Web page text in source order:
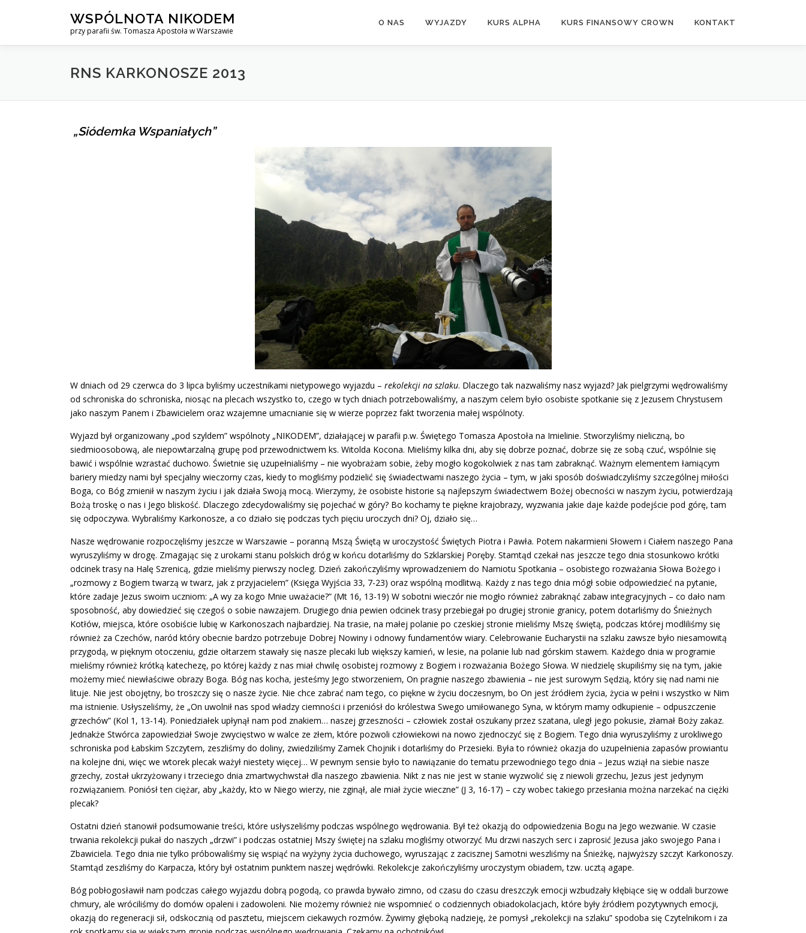
WSPÓLNOTA NIKODEM
przy parafii św. Tomasza Apostoła w Warszawie
O NAS WYJAZDY KURS ALPHA KURS FINANSOWY CROWN KONTAKT
RNS KARKONOSZE 2013
„Siódemka Wspaniałych”
W dniach od 29 czerwca do 3 lipca byliśmy uczestnikami nietypowego wyjazdu – rekolekcji na szlaku. Dlaczego tak nazwaliśmy nasz wyjazd? Jak pielgrzymi wędrowaliśmy
od schroniska do schroniska, niosąc na plecach wszystko to, czego w tych dniach potrzebowaliśmy, a naszym celem było osobiste spotkanie się z Jezusem Chrystusem
jako naszym Panem i Zbawicielem oraz wzajemne umacnianie się w wierze poprzez fakt tworzenia małej wspólnoty.
Wyjazd był organizowany „pod szyldem” wspólnoty „NIKODEM”, działającej w parafii p.w. Świętego Tomasza Apostoła na Imielinie. Stworzyliśmy nieliczną, bo
siedmioosobową, ale niepowtarzalną grupę pod przewodnictwem ks. Witolda Kocona. Mieliśmy kilka dni, aby się dobrze poznać, dobrze się ze sobą czuć, wspólnie się
bawić i wspólnie wzrastać duchowo. Świetnie się uzupełnialiśmy – nie wyobrażam sobie, żeby mogło kogokolwiek z nas tam zabraknąć. Ważnym elementem łamiącym
bariery miedzy nami był specjalny wieczorny czas, kiedy to mogliśmy podzielić się świadectwami naszego życia – tym, w jaki sposób doświadczyliśmy szczególnej miłości
Boga, co Bóg zmienił w naszym życiu i jak działa Swoją mocą. Wierzymy, że osobiste historie są najlepszym świadectwem Bożej obecności w naszym życiu, potwierdzają
Bożą troskę o nas i Jego bliskość. Dlaczego zdecydowaliśmy się pojechać w góry? Bo kochamy te piękne krajobrazy, wyzwania jakie daje każde podejście pod górę, tam
się odpoczywa. Wybraliśmy Karkonosze, a co działo się podczas tych pięciu uroczych dni? Oj, działo się…
Nasze wędrowanie rozpoczęliśmy jeszcze w Warszawie – poranną Mszą Świętą w uroczystość Świętych Piotra i Pawła. Potem nakarmieni Słowem i Ciałem naszego Pana
wyruszyliśmy w drogę. Zmagając się z urokami stanu polskich dróg w końcu dotarliśmy do Szklarskiej Poręby. Stamtąd czekał nas jeszcze tego dnia stosunkowo krótki
odcinek trasy na Halę Szrenicą, gdzie mieliśmy pierwszy nocleg. Dzień zakończyliśmy wprowadzeniem do Namiotu Spotkania – osobistego rozważania Słowa Bożego i
„rozmowy z Bogiem twarzą w twarz, jak z przyjacielem” (Księga Wyjścia 33, 7-23) oraz wspólną modlitwą. Każdy z nas tego dnia mógł sobie odpowiedzieć na pytanie,
które zadaje Jezus swoim uczniom: „A wy za kogo Mnie uważacie?” (Mt 16, 13-19) W sobotni wieczór nie mogło również zabraknąć zabaw integracyjnych – co dało nam
sposobność, aby dowiedzieć się czegoś o sobie nawzajem. Drugiego dnia pewien odcinek trasy przebiegał po drugiej stronie granicy, potem dotarliśmy do Śnieżnych
Kotłów, miejsca, które osobiście lubię w Karkonoszach najbardziej. Na trasie, na małej polanie po czeskiej stronie mieliśmy Mszę świętą, podczas której modliliśmy się
również za Czechów, naród który obecnie bardzo potrzebuje Dobrej Nowiny i odnowy fundamentów wiary. Celebrowanie Eucharystii na szlaku zawsze było niesamowitą
przygodą, w pięknym otoczeniu, gdzie ołtarzem stawały się nasze plecaki lub większy kamień, w lesie, na polanie lub nad górskim stawem. Każdego dnia w programie
mieliśmy również krótką katechezę, po której każdy z nas miał chwilę osobistej rozmowy z Bogiem i rozważania Bożego Słowa. W niedzielę skupiliśmy się na tym, jakie
możemy mieć niewłaściwe obrazy Boga. Bóg nas kocha, jesteśmy Jego stworzeniem, On pragnie naszego zbawienia – nie jest surowym Sędzią, który się nad nami nie
lituje. Nie jest obojętny, bo troszczy się o nasze życie. Nie chce zabrać nam tego, co piękne w życiu doczesnym, bo On jest źródłem życia, życia w pełni i wszystko w Nim
ma istnienie. Usłyszeliśmy, że „On uwolnił nas spod władzy ciemności i przeniósł do królestwa Swego umiłowanego Syna, w którym mamy odkupienie – odpuszczenie
grzechów” (Kol 1, 13-14). Poniedziałek upłynął nam pod znakiem… naszej grzeszności – człowiek został oszukany przez szatana, uległ jego pokusie, złamał Boży zakaz.
Jednakże Stwórca zapowiedział Swoje zwycięstwo w walce ze złem, które pozwoli człowiekowi na nowo zjednoczyć się z Bogiem. Tego dnia wyruszyliśmy z urokliwego
schroniska pod Łabskim Szczytem, zeszliśmy do doliny, zwiedziliśmy Zamek Chojnik i dotarliśmy do Przesieki. Była to również okazja do uzupełnienia zapasów prowiantu
na kolejne dni, więc we wtorek plecak ważył niestety więcej… W pewnym sensie było to nawiązanie do tematu przewodniego tego dnia – Jezus wziął na siebie nasze
grzechy, został ukrzyżowany i trzeciego dnia zmartwychwstał dla naszego zbawienia. Nikt z nas nie jest w stanie wyzwolić się z niewoli grzechu, Jezus jest jedynym
rozwiązaniem. Poniósł ten ciężar, aby „każdy, kto w Niego wierzy, nie zginął, ale miał życie wieczne” (J 3, 16-17) – czy wobec takiego przesłania można narzekać na ciężki
plecak?
Ostatni dzień stanowił podsumowanie treści, które usłyszeliśmy podczas wspólnego wędrowania. Był też okazją do odpowiedzenia Bogu na Jego wezwanie. W czasie
trwania rekolekcji pukał do naszych „drzwi” i podczas ostatniej Mszy świętej na szlaku mogliśmy otworzyć Mu drzwi naszych serc i zaprosić Jezusa jako swojego Pana i
Zbawiciela. Tego dnia nie tylko próbowaliśmy się wspiąć na wyżyny życia duchowego, wyruszając z zacisznej Samotni weszliśmy na Śnieżkę, najwyższy szczyt Karkonoszy.
Stamtąd zeszliśmy do Karpacza, który był ostatnim punktem naszej wędrówki. Rekolekcje zakończyliśmy uroczystym obiadem, tzw. ucztą agape.
Bóg pobłogosławił nam podczas całego wyjazdu dobrą pogodą, co prawda bywało zimno, od czasu do czasu dreszczyk emocji wzbudzały kłębiące się w oddali burzowe
chmury, ale wróciliśmy do domów opaleni i zadowoleni. Nie możemy również nie wspomnieć o codziennych obiadokolacjach, które były źródłem pozytywnych emocji,
okazją do regeneracji sił, odskocznią od pasztetu, miejscem ciekawych rozmów. Żywimy głęboką nadzieję, że pomysł „rekolekcji na szlaku” spodoba się Czytelnikom i za